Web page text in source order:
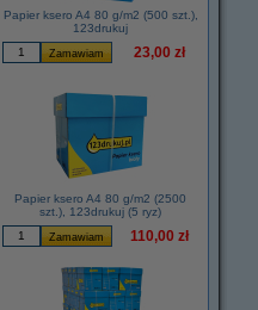
Papier ksero A4 80 g/m2 (500 szt.),
123drukuj
23,00 zł
Papier ksero A4 80 g/m2 (2500
szt.), 123drukuj (5 ryz)
110,00 zł